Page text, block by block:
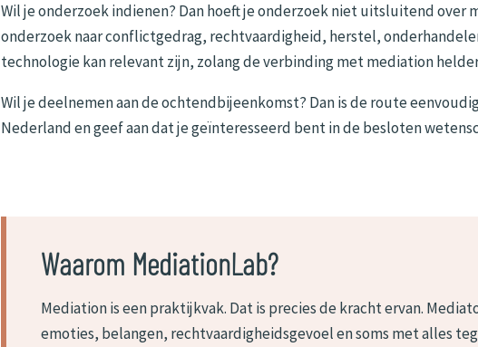
Wil je onderzoek indienen? Dan hoeft je onderzoek niet uitsluitend over
onderzoek naar conflictgedrag, rechtvaardigheid, herstel,
technologie kan relevant zijn, zolang de verbinding met mediation
Wil je deelnemen aan de ochtendbijeenkomst? Dan is de route
Nederland en geef aan dat je geïnteresseerd bent in de besloten
Waarom MediationLab?
Mediation is een praktijkvak. Dat is precies de kracht ervan.
emoties, belangen, rechtvaardigheidsgevoel en soms met alles